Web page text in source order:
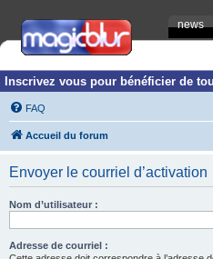
news
Inscrivez vous pour bénéficier de
FAQ
Accueil du forum
Envoyer le courriel d’activation
Nom d’utilisateur :
Adresse de courriel :